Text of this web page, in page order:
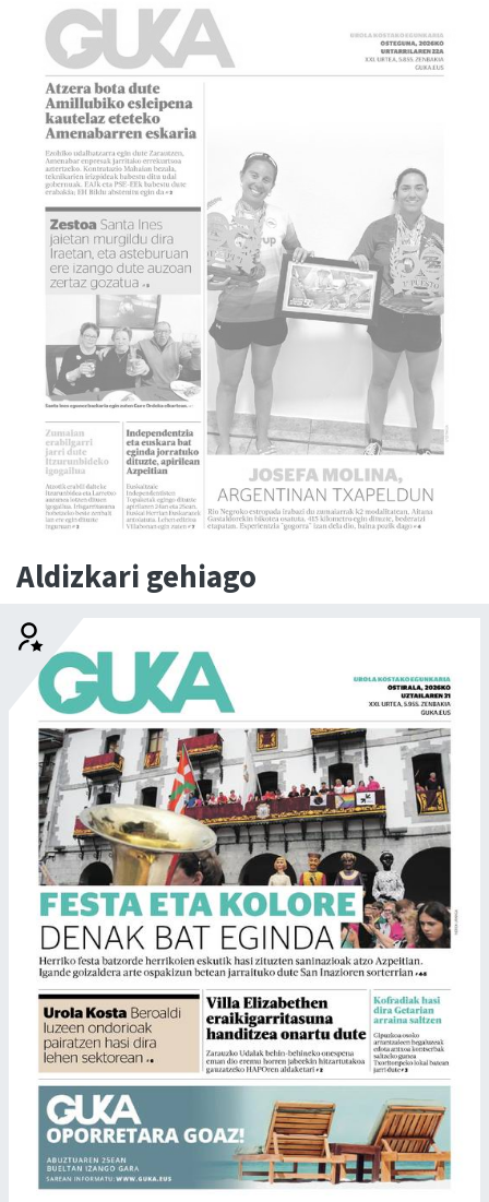
Aldizkari gehiago